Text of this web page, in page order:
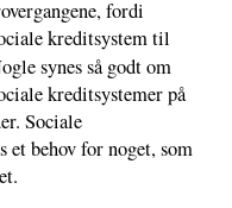
fordi
kreditsystem til
synes så godt om
kreditsystemer på
Sociale
behov for noget, som